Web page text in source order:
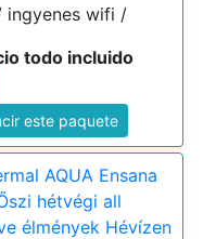
ingyenes wifi /
todo incluido
este paquete
AQUA Ensana
hétvégi all
élmények Hévízen